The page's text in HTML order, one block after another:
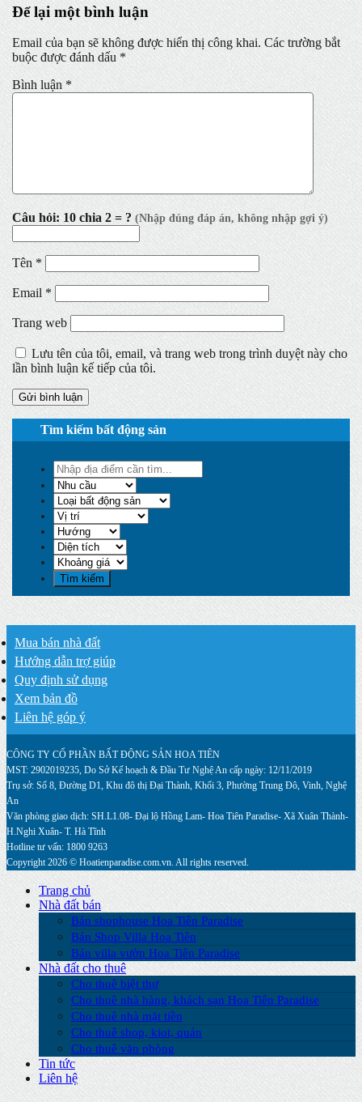
Để lại một bình luận
Email của bạn sẽ không được hiển thị công khai. Các trường bắt
buộc được đánh dấu *
Bình luận *
Câu hỏi: 10 chia 2 = ?
Tên *
Email *
Trang web
Lưu tên của tôi, email, và trang web trong trình duyệt này cho
lần bình luận kế tiếp của tôi.
Tìm kiếm bất động sản
Mua bán nhà đất
Hướng dẫn trợ giúp
Quy định sử dụng
Xem bản đồ
Liên hệ góp ý
CÔNG TY CỔ PHẦN BẤT ĐỘNG SẢN HOA TIÊN
MST: 2902019235, Do Sở Kế hoạch & Đầu Tư Nghệ An cấp ngày: 12/11/2019
Trụ sở: Số 8, Đường D1, Khu đô thị Đại Thành, Khối 3, Phường Trung Đô, Vinh, Nghệ
An
Văn phòng giao dịch: SH.L1.08- Đại lộ Hồng Lam- Hoa Tiên Paradise- Xã Xuân Thành-
H.Nghi Xuân- T. Hà Tĩnh
Hotline tư vấn: 1800 9263
Copyright 2026 © Hoatienparadise.com.vn. All rights reserved.
Trang chủ
Nhà đất bán
Bán shophouse Hoa Tiên Paradise
Bán Shop Villa Hoa Tiên
Bán villa vườn Hoa Tiên Paradise
Nhà đất cho thuê
Cho thuê biệt thự
Cho thuê nhà hàng, khách sạn Hoa Tiên Paradise
Cho thuê nhà mặt tiền
Cho thuê shop, kiot, quán
Cho thuê văn phòng
Tin tức
Liên hệ